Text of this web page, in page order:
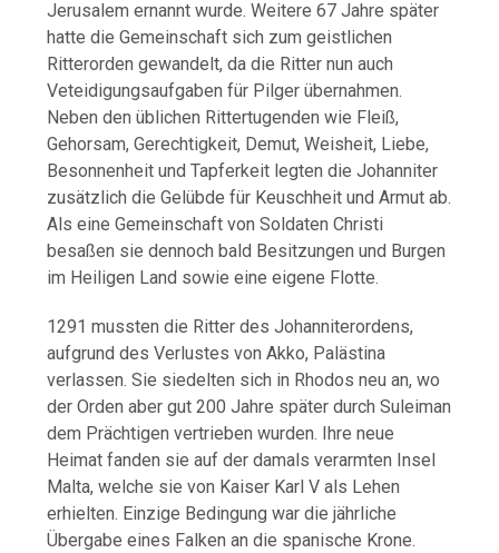
Jerusalem ernannt wurde. Weitere 67 Jahre später
hatte die Gemeinschaft sich zum geistlichen
Ritterorden gewandelt, da die Ritter nun auch
Veteidigungsaufgaben für Pilger übernahmen.
Neben den üblichen Rittertugenden wie Fleiß,
Gehorsam, Gerechtigkeit, Demut, Weisheit, Liebe,
Besonnenheit und Tapferkeit legten die Johanniter
zusätzlich die Gelübde für Keuschheit und Armut ab.
Als eine Gemeinschaft von Soldaten Christi
besaßen sie dennoch bald Besitzungen und Burgen
im Heiligen Land sowie eine eigene Flotte.
1291 mussten die Ritter des Johanniterordens,
aufgrund des Verlustes von Akko, Palästina
verlassen. Sie siedelten sich in Rhodos neu an, wo
der Orden aber gut 200 Jahre später durch Suleiman
dem Prächtigen vertrieben wurden. Ihre neue
Heimat fanden sie auf der damals verarmten Insel
Malta, welche sie von Kaiser Karl V als Lehen
erhielten. Einzige Bedingung war die jährliche
Übergabe eines Falken an die spanische Krone.